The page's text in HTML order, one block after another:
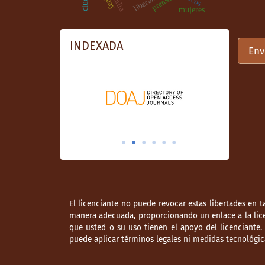
mujeres
INDEXADA
El licenciante no puede revocar estas libertades
manera adecuada, proporcionando un enlace a la
que usted o su uso tienen el apoyo del licenciante.
puede aplicar términos legales ni medidas